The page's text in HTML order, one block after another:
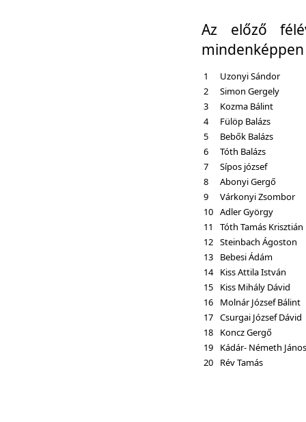
Az előző
1
Uzonyi Sándor
2
Simon Gergely
3
Kozma Bálint
4
Fülöp Balázs
5
Bebők Balázs
6
Tóth Balázs
7
Sípos józsef
8
Abonyi Gergő
9
Várkonyi Zsombor
10 Adler György
11
Tóth Tamás Krisztián
12 Steinbach Ágoston
13
Bebesi Ádám
14 Kiss Attila István
15
Kiss Mihály Dávid
16
Molnár József Bálint
17 Csurgai József Dávid
18
Koncz Gergő
19
Kádár- Németh János
20
Rév Tamás